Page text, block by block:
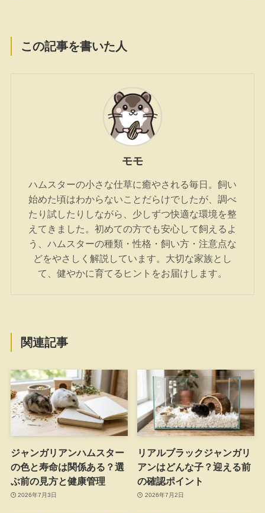
この記事を書いた人
モモ
ハムスターの小さな仕草に癒やされる毎日。飼い
始めた頃はわからないことだらけでしたが、調べ
たり試したりしながら、少しずつ快適な環境を整
えてきました。初めての方でも安心して飼えるよ
う、ハムスターの種類・性格・飼い方・注意点な
どをやさしく解説しています。大切な家族とし
て、健やかに育てるヒントをお届けします。
関連記事
ジャンガリアンハムスター
の色と寿命は関係ある？選
ぶ前の見方と健康管理
2026年7月3日
リアルブラックジャンガリ
アンはどんな子？迎える前
の確認ポイント
2026年7月2日